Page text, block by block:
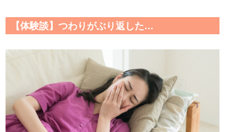
【体験談】つわりがぶり返した…